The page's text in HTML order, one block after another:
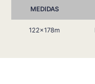
MEDIDAS
122x178m